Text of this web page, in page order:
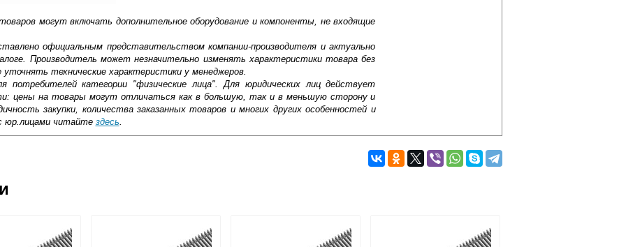
могут включать дополнительное оборудование и компоненты, не входящие
официальным представительством компании-производителя и актуально
Производитель может незначительно изменять характеристики товара без
технические характеристики у менеджеров.
категории "физические лица". Для юридических лиц действует
цены на товары могут отличаться как в большую, так и в меньшую сторону и
закупки, количества заказанных товаров и многих других особенностей и
юр.лицами читайте здесь
области
как при доставке, так и самовывозом
Web-money, Qiwi-кошельки и другие).